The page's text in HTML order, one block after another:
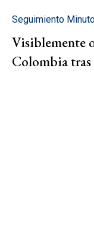
Seguimiento
Visiblemente
Colombia tras